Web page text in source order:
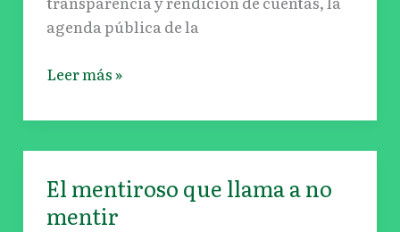
agenda pública de la
Leer más »
El mentiroso que llama a no
mentir
El
mentiroso